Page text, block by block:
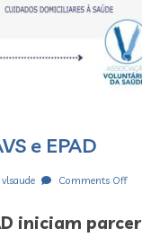
e EPAD
vlsaude Comments Off
iniciam